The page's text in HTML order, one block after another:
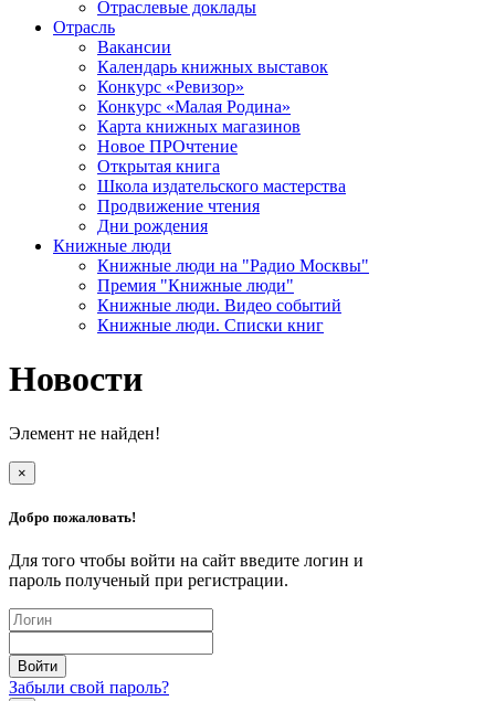
Отраслевые доклады
Отрасль
Вакансии
Календарь книжных выставок
Конкурс «Ревизор»
Конкурс «Малая Родина»
Карта книжных магазинов
Новое ПРОчтение
Открытая книга
Школа издательского мастерства
Продвижение чтения
Дни рождения
Книжные люди
Книжные люди на "Радио Москвы"
Премия "Книжные люди"
Книжные люди. Видео событий
Книжные люди. Списки книг
Новости
Элемент не найден!
×
Добро пожаловать!
Для того чтобы войти на сайт введите логин и
пароль полученый при регистрации.
Забыли свой пароль?